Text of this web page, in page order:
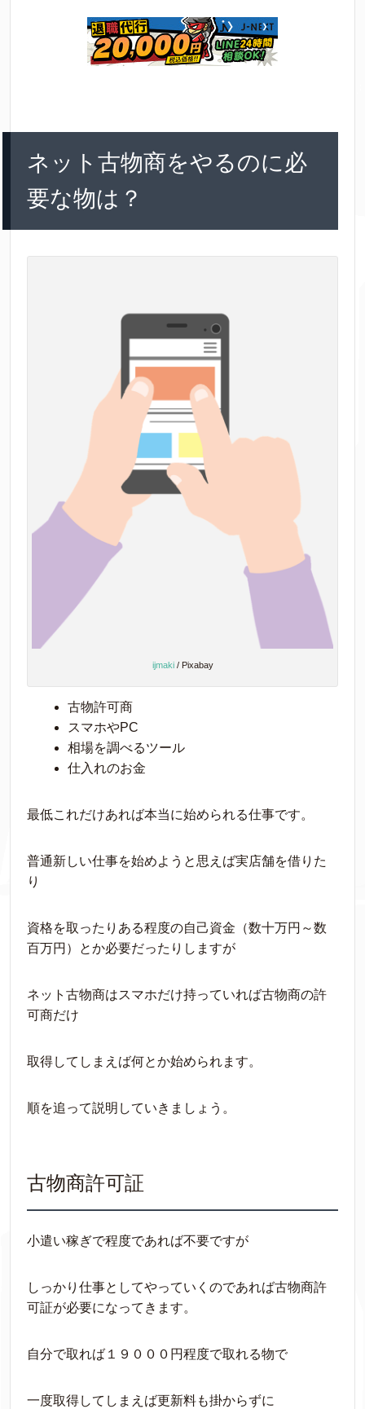
ネット古物商をやるのに必
要な物は？
ijmaki/ Pixabay
古物許可商
スマホやPC
相場を調べるツール
仕入れのお金
最低これだけあれば本当に始められる仕事です。
普通新しい仕事を始めようと思えば実店舗を借りた
り
資格を取ったりある程度の自己資金（数十万円～数
百万円）とか必要だったりしますが
ネット古物商はスマホだけ持っていれば古物商の許
可商だけ
取得してしまえば何とか始められます。
順を追って説明していきましょう。
古物商許可証
小遣い稼ぎで程度であれば不要ですが
しっかり仕事としてやっていくのであれば古物商許
可証が必要になってきます。
自分で取れば１９０００円程度で取れる物で
一度取得してしまえば更新料も掛からずに